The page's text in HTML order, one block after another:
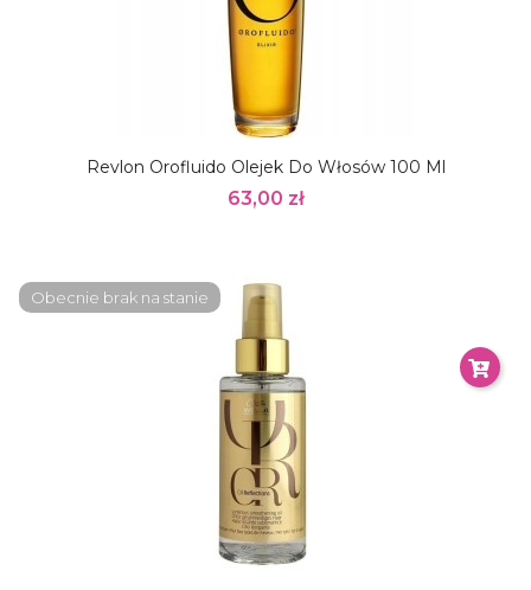
Revlon Orofluido Olejek Do Włosów 100 Ml
63,00 zł
Obecnie brak na stanie